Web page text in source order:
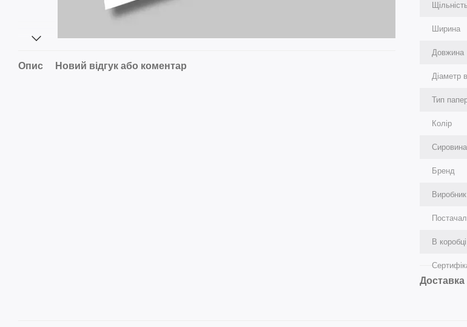
Опис Новий відгук або коментар
Щільність
Ширина
Довжина
Діаметр
Тип
Колір
Сировина
Бренд
Виробник
В коробці
Доставка